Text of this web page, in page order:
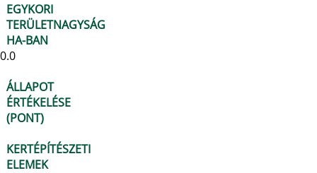
EGYKORI
TERÜLETNAGYSÁG
HA-BAN
0.0
ÁLLAPOT
ÉRTÉKELÉSE
(PONT)
KERTÉPÍTÉSZETI
ELEMEK